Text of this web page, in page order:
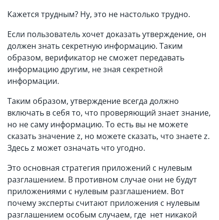
Кажется трудным? Ну, это не настолько трудно.
Если пользователь хочет доказать утверждение, он
должен знать секретную информацию. Таким
образом, верификатор не сможет передавать
информацию другим, не зная секретной
информации.
Таким образом, утверждение всегда должно
включать в себя то, что проверяющий знает знание,
но не саму информацию. То есть вы не можете
сказать значение z, но можете сказать, что знаете z.
Здесь z может означать что угодно.
Это основная стратегия приложений с нулевым
разглашением. В противном случае они не будут
приложениями с нулевым разглашением. Вот
почему эксперты считают приложения с нулевым
разглашением особым случаем, где нет никакой